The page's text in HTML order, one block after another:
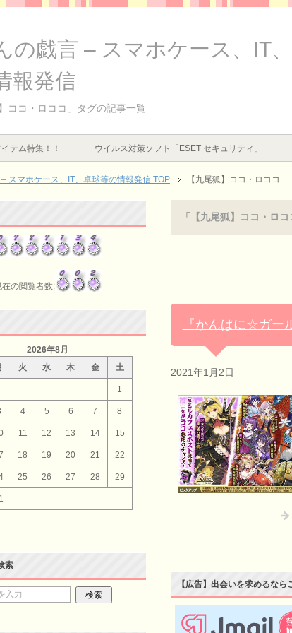
の戯言 – スマホケース、IT
報発信
ココ・ロココ」タグの記事一覧
テム特集！！ ウイルス対策ソフト「ESET セキュリティ」
スマホケース、IT、卓球等の情報発信 TOP 【九尾狐】ココ・ロココ
「【九尾狐】ココ・ロ
『かんぱに☆ガー
2021年1月2日
【広告】出会いを求めるなら
在の閲覧者数:
2026年8月
火 水 木 金 土
1
4 5 6 7 8
11 12 13 14 15
18 19 20 21 22
25 26 27 28 29
索